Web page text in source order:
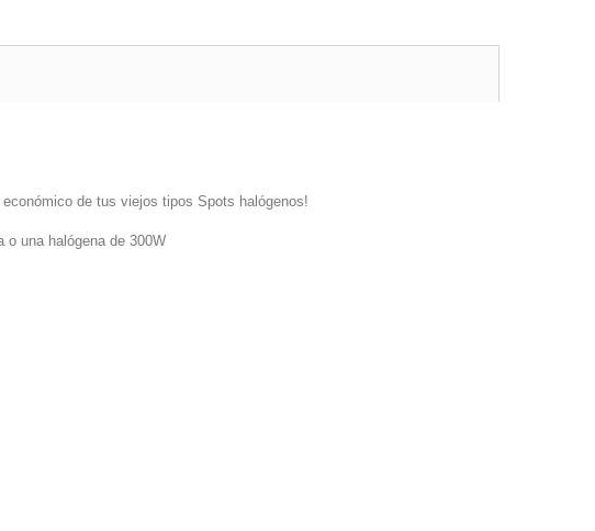
de tus viejos tipos Spots halógenos!
o una halógena de 300W